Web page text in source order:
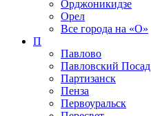
Орджоникидзе
Орел
Все города на «О»
П
Павлово
Павловский Посад
Партизанск
Пенза
Первоуральск